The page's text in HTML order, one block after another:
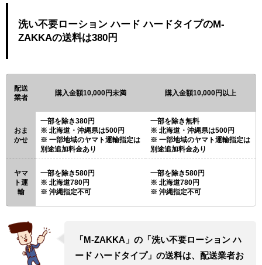
洗い不要ローション ハード ハードタイプのM-
ZAKKAの送料は380円
配送
業者
購入金額10,000円未満 購入金額10,000円以上
おま
かせ
一部を除き380円
北海道・沖縄県は500円
一部地域のヤマト運輸指定は
別途追加料金あり
一部を除き無料
北海道・沖縄県は500円
一部地域のヤマト運輸指定は
別途追加料金あり
ヤマ
ト運
輸
一部を除き580円
北海道780円
沖縄指定不可
一部を除き580円
北海道780円
沖縄指定不可
「M-ZAKKA」の「洗い不要ローション ハ
ード ハードタイプ」の送料は、配送業者お